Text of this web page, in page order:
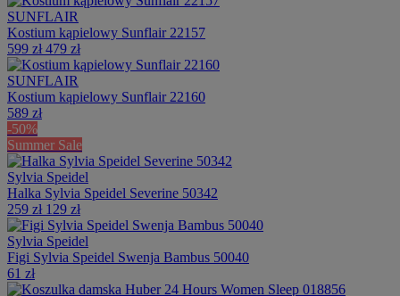
SUNFLAIR
Kostium kąpielowy Sunflair 22157
599 zł 479 zł
SUNFLAIR
Kostium kąpielowy Sunflair 22160
589 zł
-50%
Summer Sale
Sylvia Speidel
Halka Sylvia Speidel Severine 50342
259 zł 129 zł
Sylvia Speidel
Figi Sylvia Speidel Swenja Bambus 50040
61 zł